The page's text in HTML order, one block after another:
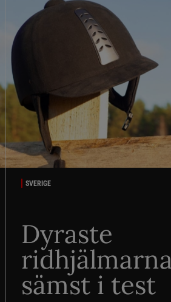
SVERIGE
Dyraste
sämst i test